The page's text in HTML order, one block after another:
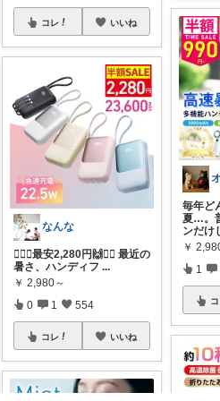
コレ いいね
なんな
❤️‍🔥🙌最安2,280円🙌❤️‍🔥 最近の
暑さ、ハンディフ ...
￥ 2,980～
0 1 554
コレ いいね
毎年ど
夏…。
ンだけ
￥
1